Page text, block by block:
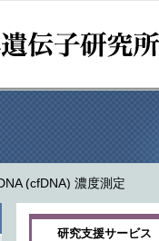
(cfDNA) 濃度測定
研究支援サービス